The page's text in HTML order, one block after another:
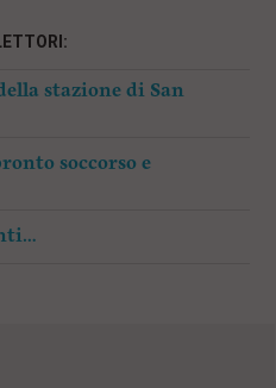
stazione di San
soccorso e